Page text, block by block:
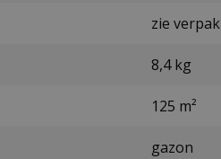
zie
8,4 kg
125 m²
gazon